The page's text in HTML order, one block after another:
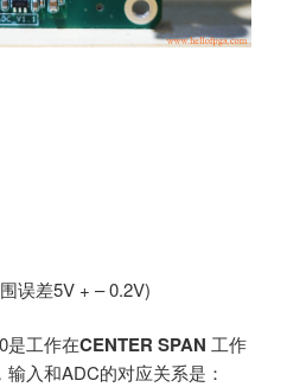
误差5V + – 0.2V)
是工作在CENTER SPAN 工作
入和ADC的对应关系是：